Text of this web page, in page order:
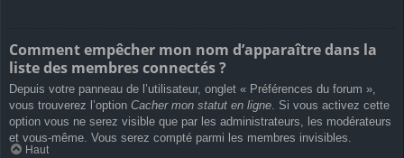
Comment empêcher mon nom d’apparaître dans la
liste des membres connectés ?
Depuis votre panneau de l’utilisateur, onglet « Préférences du forum »,
vous trouverez l’option Cacher mon statut en ligne . Si vous activez cette
option vous ne serez visible que par les administrateurs, les modérateurs
et vous-même. Vous serez compté parmi les membres invisibles.
Haut